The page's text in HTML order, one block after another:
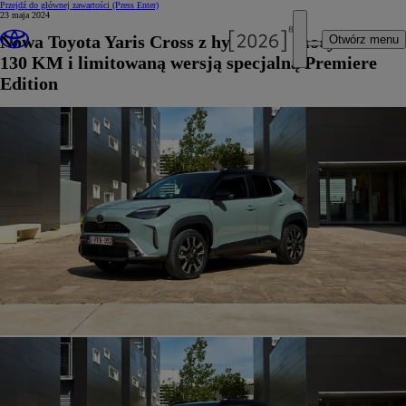
Przejdź do głównej zawartości (Press Enter)
Otwórz menu
23 maja 2024
Nowa Toyota Yaris Cross z hybrydą o mocy
130 KM i limitowaną wersją specjalną Premiere
Edition